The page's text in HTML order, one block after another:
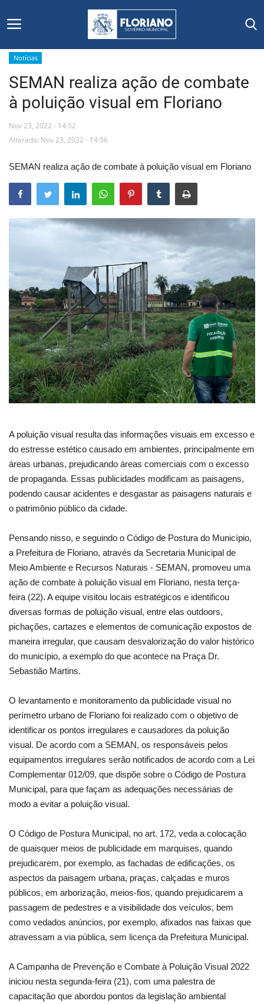
Início
Editais
Floriano
Secretarias e Órgãos
Mural de Licitações
Notícias
Webmail
Contato
Notícias
SEMAN realiza ação de combate
à poluição visual em Floriano
Nov 23, 2022 - 14:52
Alterado: Nov 23, 2022 - 14:56
SEMAN realiza ação de combate à poluição visual em Floriano
A poluição visual resulta das informações visuais em excesso e
do estresse estético causado em ambientes, principalmente em
áreas urbanas, prejudicando áreas comerciais com o excesso
de propaganda. Essas publicidades modificam as paisagens,
podendo causar acidentes e desgastar as paisagens naturais e
o patrimônio público da cidade.
Pensando nisso, e seguindo o Código de Postura do Município,
a Prefeitura de Floriano, através da Secretaria Municipal de
Meio Ambiente e Recursos Naturais - SEMAN, promoveu uma
ação de combate à poluição visual em Floriano, nesta terça-
feira (22). A equipe visitou locais estratégicos e identificou
diversas formas de poluição visual, entre elas outdoors,
pichações, cartazes e elementos de comunicação expostos de
maneira irregular, que causam desvalorização do valor histórico
do município, a exemplo do que acontece na Praça Dr.
Sebastião Martins.
O levantamento e monitoramento da publicidade visual no
perímetro urbano de Floriano foi realizado com o objetivo de
identificar os pontos irregulares e causadores da poluição
visual. De acordo com a SEMAN, os responsáveis pelos
equipamentos irregulares serão notificados de acordo com a Lei
Complementar 012/09, que dispõe sobre o Código de Postura
Municipal, para que façam as adequações necessárias de
modo a evitar a poluição visual.
O Código de Postura Municipal, no art. 172, veda a colocação
de quaisquer meios de publicidade em marquises, quando
prejudicarem, por exemplo, as fachadas de edificações, os
aspectos da paisagem urbana, praças, calçadas e muros
públicos, em arborização, meios-fios, quando prejudicarem a
passagem de pedestres e a visibilidade dos veículos, bem
como vedados anúncios, por exemplo, afixados nas faixas que
atravessam a via pública, sem licença da Prefeitura Municipal.
A Campanha de Prevenção e Combate à Poluição Visual 2022
iniciou nesta segunda-feira (21), com uma palestra de
capacitação que abordou pontos da legislação ambiental